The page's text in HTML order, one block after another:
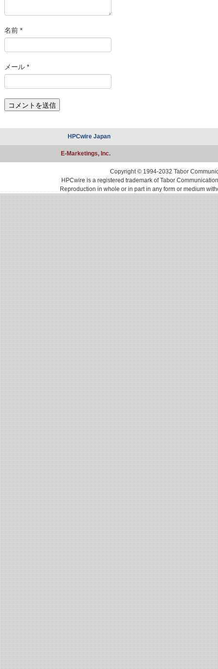
名前 *
メール *
HPCwire Japan
E-Marketings, Inc.
Copyright © 1994-2032 Tabor
HPCwire is a registered trademark of Tabor
Reproduction in whole or in part in any form or medium